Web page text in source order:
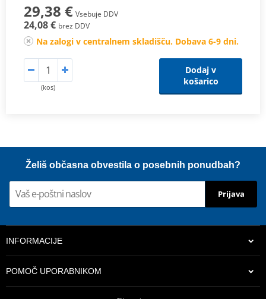
29,38 € Vsebuje DDV
24,08 € brez DDV
Na zalogi v centralnem skladišču. Dobava 6-9 dni.
(kos)
Dodaj v
košarico
Želiš občasna obvestila o posebnih ponudbah?
Prijava
INFORMACIJE
POMOČ UPORABNIKOM